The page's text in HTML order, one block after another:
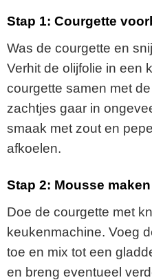
Stap 1: Courgette
Was de courgette en
Verhit de olijfolie in een
courgette samen met
zachtjes gaar in
smaak met zout en
afkoelen.
Stap 2: Mousse maken
Doe de courgette met
keukenmachine. Voeg
toe en mix tot een
en breng eventueel